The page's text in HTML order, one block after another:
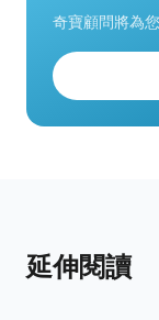
奇寶顧問將為
延伸閱讀